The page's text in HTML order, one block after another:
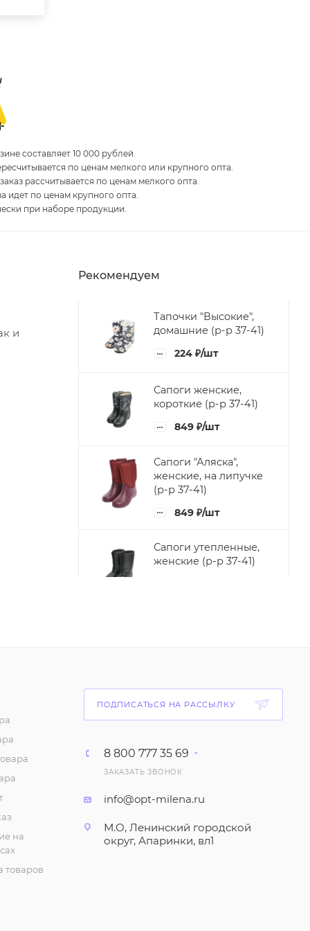
составляет 10 000 рублей.
по ценам мелкого или крупного опта.
рассчитывается по ценам мелкого опта.
идет по ценам крупного опта.
при наборе продукции.
и
Рекомендуем
Тапочки "Высокие",
домашние (р-р 37-41)
224 ₽/шт
Сапоги женские,
короткие (р-р 37-41)
849 ₽/шт
Сапоги "Аляска",
женские, на липучке
(р-р 37-41)
849 ₽/шт
Сапоги утепленные,
женские (р-р 37-41)
Тапочки "На
резиновой подошве",
женские (р-р 36-40)
Тапочки женские,
на
товаров
ПОДПИСАТЬСЯ НА РАССЫЛКУ
8 800 777 35 69
ЗАКАЗАТЬ ЗВОНОК
info@opt-milena.ru
М.О, Ленинский городской
округ, Апаринки, вл1